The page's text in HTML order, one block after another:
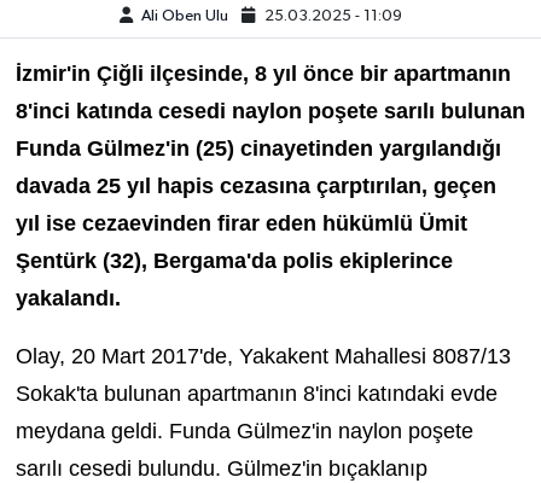
Ali Oben Ulu 25.03.2025 - 11:09
İzmir'in Çiğli ilçesinde, 8 yıl önce bir apartmanın
8'inci katında cesedi naylon poşete sarılı bulunan
Funda Gülmez'in (25) cinayetinden yargılandığı
davada 25 yıl hapis cezasına çarptırılan, geçen
yıl ise cezaevinden firar eden hükümlü Ümit
Şentürk (32), Bergama'da polis ekiplerince
yakalandı.
Olay, 20 Mart 2017'de, Yakakent Mahallesi 8087/13
Sokak'ta bulunan apartmanın 8'inci katındaki evde
meydana geldi. Funda Gülmez'in naylon poşete
sarılı cesedi bulundu. Gülmez'in bıçaklanıp